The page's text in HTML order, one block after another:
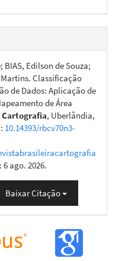
BIAS, Edilson de Souza;
Martins. Classificação
de Dados: Aplicação de
de Área
, Uberlândia,
10.14393/rbcv70n3-
6 ago. 2026.
Baixar Citação